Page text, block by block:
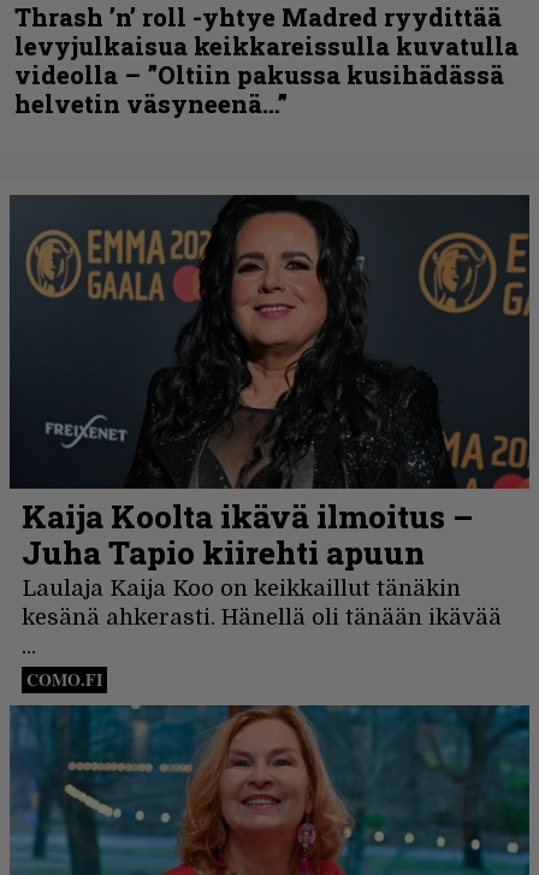
Thrash ’n’ roll -yhtye Madred ryydittää
levyjulkaisua keikkareissulla kuvatulla
videolla – ”Oltiin pakussa kusihädässä
helvetin väsyneenä…”